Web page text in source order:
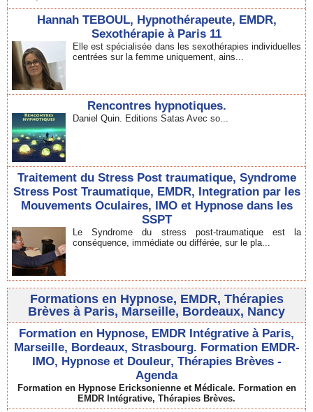
Hannah TEBOUL, Hypnothérapeute, EMDR,
Sexothérapie à Paris 11
Elle est spécialisée dans les sexothérapies individuelles
centrées sur la femme uniquement, ains...
Rencontres hypnotiques.
Daniel Quin. Editions Satas Avec so...
Traitement du Stress Post traumatique, Syndrome
Stress Post Traumatique, EMDR, Integration par les
Mouvements Oculaires, IMO et Hypnose dans les
SSPT
Le Syndrome du stress post-traumatique est la
conséquence, immédiate ou différée, sur le pla...
Formations en Hypnose, EMDR, Thérapies
Brèves à Paris, Marseille, Bordeaux, Nancy
Formation en Hypnose, EMDR Intégrative à Paris,
Marseille, Bordeaux, Strasbourg. Formation EMDR-
IMO, Hypnose et Douleur, Thérapies Brèves -
Agenda
Formation en Hypnose Ericksonienne et Médicale. Formation en
EMDR Intégrative, Thérapies Brèves.